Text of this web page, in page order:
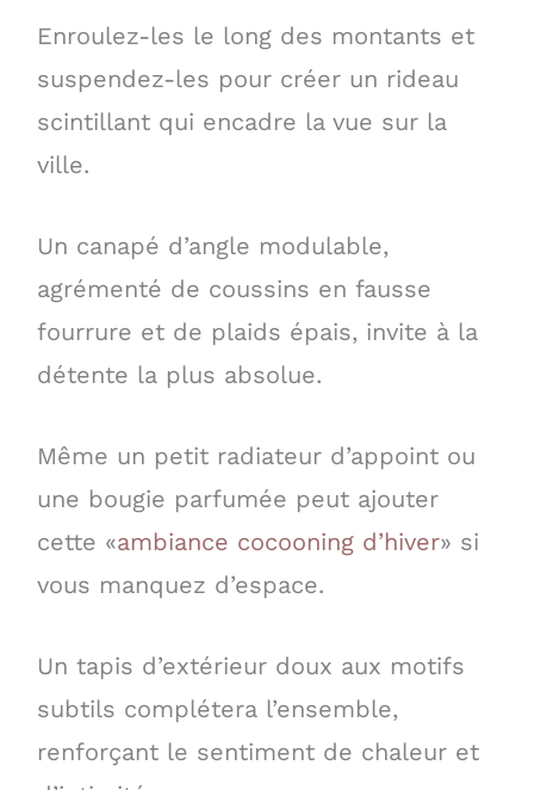
Enroulez-les le long des montants et
suspendez-les pour créer un rideau
scintillant qui encadre la vue sur la
ville.
Un canapé d’angle modulable,
agrémenté de coussins en fausse
fourrure et de plaids épais, invite à la
détente la plus absolue.
Même un petit radiateur d’appoint ou
une bougie parfumée peut ajouter
cette «ambiance cocooning d’hiver» si
vous manquez d’espace.
Un tapis d’extérieur doux aux motifs
subtils complétera l’ensemble,
renforçant le sentiment de chaleur et